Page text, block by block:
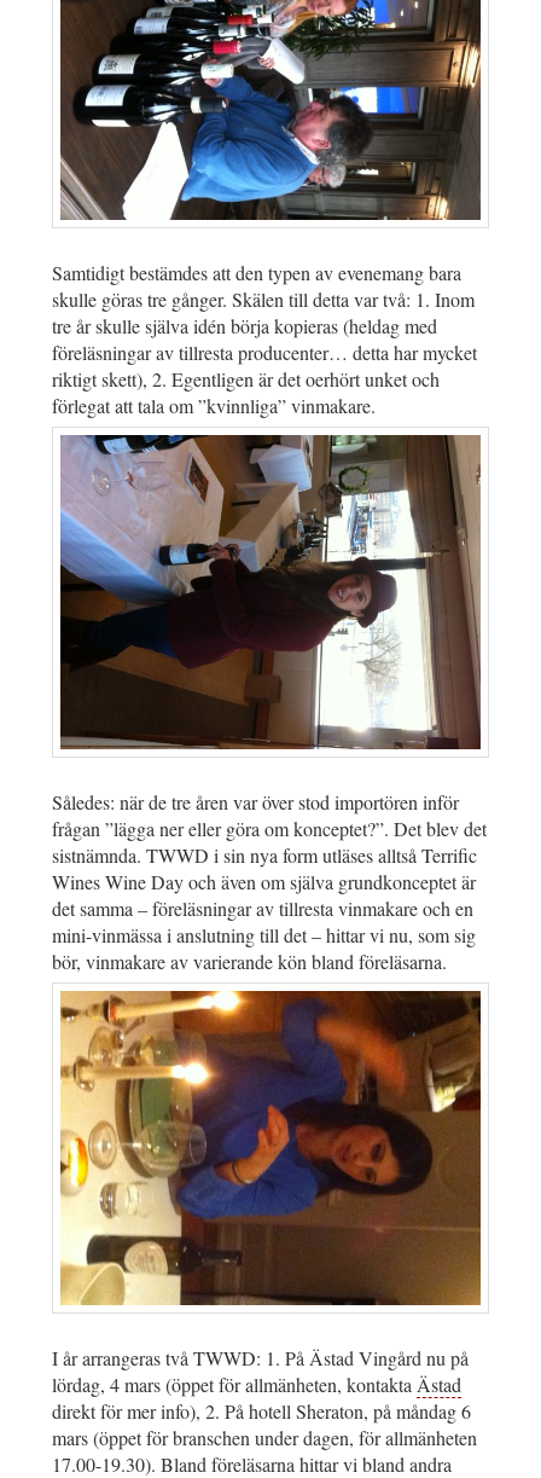
Samtidigt bestämdes att den typen av evenemang bara
skulle göras tre gånger. Skälen till detta var två: 1. Inom
tre år skulle själva idén börja kopieras (heldag med
föreläsningar av tillresta producenter… detta har mycket
riktigt skett), 2. Egentligen är det oerhört unket och
förlegat att tala om ”kvinnliga” vinmakare.
Således: när de tre åren var över stod importören inför
frågan ”lägga ner eller göra om konceptet?”. Det blev det
sistnämnda. TWWD i sin nya form utläses alltså Terrific
Wines Wine Day och även om själva grundkonceptet är
det samma – föreläsningar av tillresta vinmakare och en
mini-vinmässa i anslutning till det – hittar vi nu, som sig
bör, vinmakare av varierande kön bland föreläsarna.
I år arrangeras två TWWD: 1. På Ästad Vingård nu på
lördag, 4 mars (öppet för allmänheten, kontaktaÄstad
direkt för mer info), 2. På hotell Sheraton, på måndag 6
mars (öppet för branschen under dagen, för allmänheten
17.00-19.30). Bland föreläsarna hittar vi bland andra